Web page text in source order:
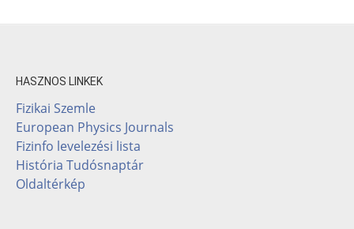
HASZNOS LINKEK
Fizikai Szemle
European Physics Journals
Fizinfo levelezési lista
História Tudósnaptár
Oldaltérkép